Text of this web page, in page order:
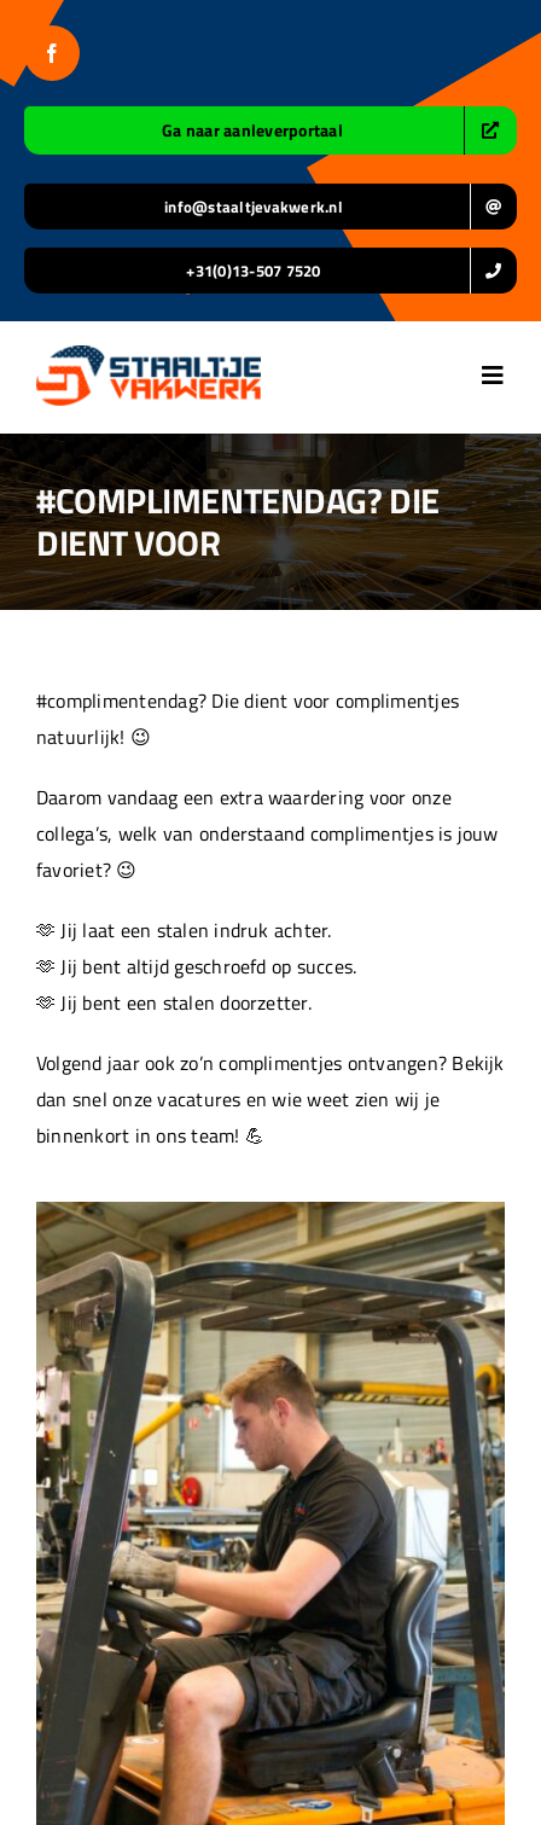
inhoud
Ga naar aanleverportaal
info@staaltjevakwerk.nl
+31(0)13-507 7520
Home
Over ons
Projecten
#COMPLIMENTENDAG? DIE
DIENT VOOR
#complimentendag? Die dient voor complimentjes
natuurlijk! 😉
Daarom vandaag een extra waardering voor onze
collega’s, welk van onderstaand complimentjes is jouw
favoriet? 😉
🫶 Jij laat een stalen indruk achter.
🫶 Jij bent altijd geschroefd op succes.
🫶 Jij bent een stalen doorzetter.
Volgend jaar ook zo’n complimentjes ontvangen? Bekijk
dan snel onze vacatures en wie weet zien wij je
binnenkort in ons team! 💪